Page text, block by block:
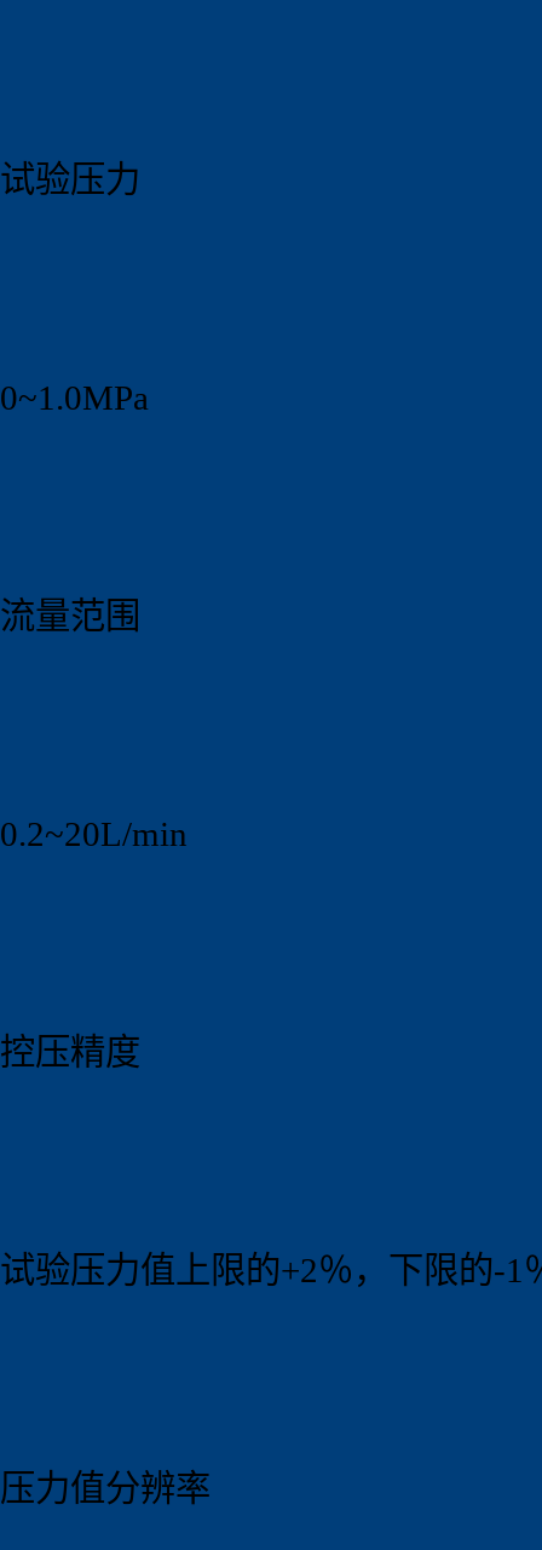
试验压力
0~1.0MPa
流量范围
0.2~20L/min
控压精度
试验压力值上限的+2％，下限的-1
压力值分辨率